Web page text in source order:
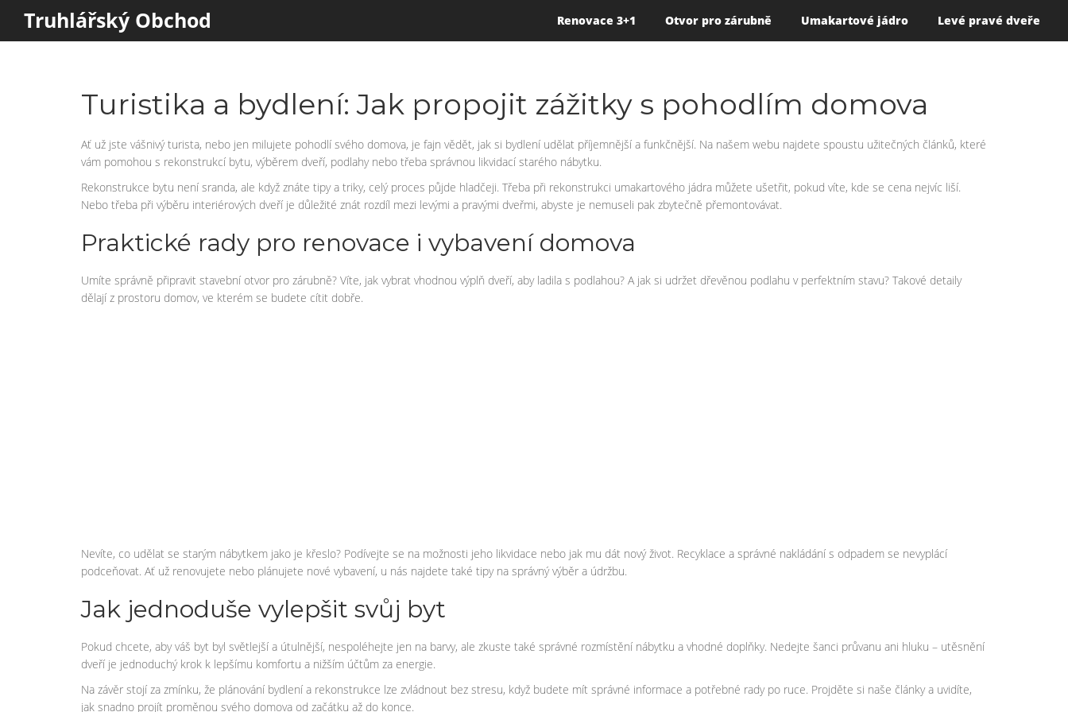
Truhlářský Obchod Renovace 3+1 Otvor pro zárubně Umakartové jádro Levé pravé dveře
Turistika a bydlení: Jak propojit zážitky s pohodlím domova
Ať už jste vášnivý turista, nebo jen milujete pohodlí svého domova, je fajn vědět, jak si bydlení udělat příjemnější a funkčnější. Na našem webu najdete spoustu užitečných článků, které
vám pomohou s rekonstrukcí bytu, výběrem dveří, podlahy nebo třeba správnou likvidací starého nábytku.
Rekonstrukce bytu není sranda, ale když znáte tipy a triky, celý proces půjde hladčeji. Třeba při rekonstrukci umakartového jádra můžete ušetřit, pokud víte, kde se cena nejvíc liší.
Nebo třeba při výběru interiérových dveří je důležité znát rozdíl mezi levými a pravými dveřmi, abyste je nemuseli pak zbytečně přemontovávat.
Praktické rady pro renovace i vybavení domova
Umíte správně připravit stavební otvor pro zárubně? Víte, jak vybrat vhodnou výplň dveří, aby ladila s podlahou? A jak si udržet dřevěnou podlahu v perfektním stavu? Takové detaily
dělají z prostoru domov, ve kterém se budete cítit dobře.
Nevíte, co udělat se starým nábytkem jako je křeslo? Podívejte se na možnosti jeho likvidace nebo jak mu dát nový život. Recyklace a správné nakládání s odpadem se nevyplácí
podceňovat. Ať už renovujete nebo plánujete nové vybavení, u nás najdete také tipy na správný výběr a údržbu.
Jak jednoduše vylepšit svůj byt
Pokud chcete, aby váš byt byl světlejší a útulnější, nespoléhejte jen na barvy, ale zkuste také správné rozmístění nábytku a vhodné doplňky. Nedejte šanci průvanu ani hluku – utěsnění
dveří je jednoduchý krok k lepšímu komfortu a nižším účtům za energie.
Na závěr stojí za zmínku, že plánování bydlení a rekonstrukce lze zvládnout bez stresu, když budete mít správné informace a potřebné rady po ruce. Projděte si naše články a uvidíte,
jak snadno projít proměnou svého domova od začátku až do konce.